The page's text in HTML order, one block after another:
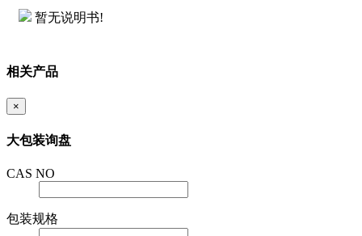
暂无说明书!
相关产品
×
大包装询盘
CAS NO
包装规格